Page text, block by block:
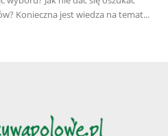
Konieczna jest wiedza na temat...